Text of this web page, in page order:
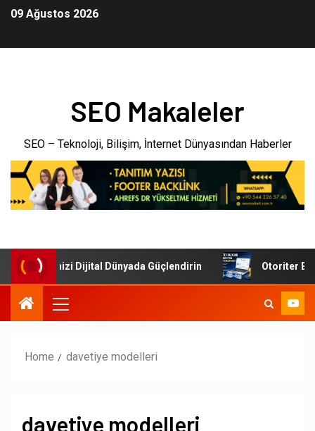
09 Ağustos 2026
SEO Makaleler
SEO – Teknoloji, Bilişim, İnternet Dünyasından Haberler
İşletmenizi Dijital Dünyada Güçlendirin Otoriter
Home davetiye modelleri
davetiye modelleri